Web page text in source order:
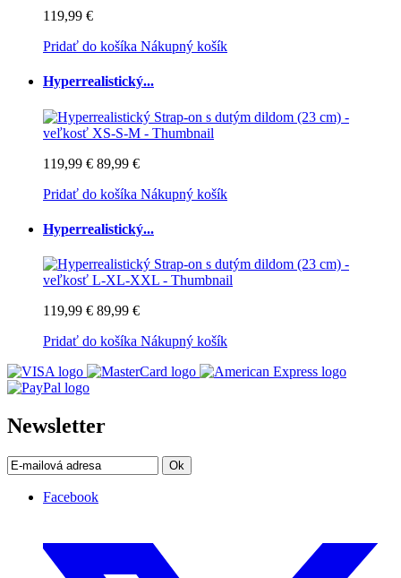
119,99 €
Pridať do košíka Nákupný košík
Hyperrealistický...
119,99 € 89,99 €
Pridať do košíka Nákupný košík
Hyperrealistický...
119,99 € 89,99 €
Pridať do košíka Nákupný košík
Newsletter
Ok
Facebook